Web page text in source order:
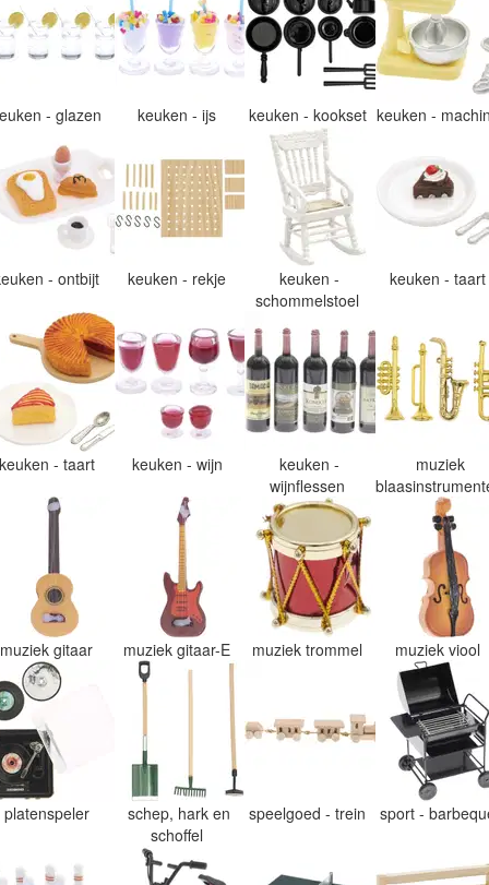
- glazen keuken - ijs keuken - kookset keuken -
- ontbijt keuken - rekje
keuken -
schommelstoel
keuken -
- taart keuken - wijn
keuken -
wijnflessen
muziek
muziek gitaar muziek gitaar-E muziek trommel muziek viool
platenspeler
schep, hark en
schoffel
speelgoed - trein sport -